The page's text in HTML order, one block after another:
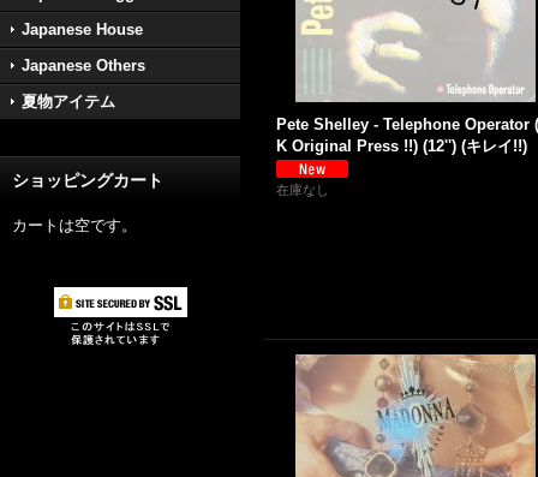
Japanese House
Japanese Others
夏物アイテム
ショッピングカート
カートは空です。
Pete Shelley - Telephone Operator
K Original Press !!) (12'') (キレイ!!)
在庫なし